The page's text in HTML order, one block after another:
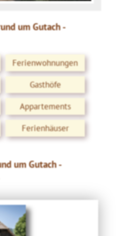
um Gutach -
Ferienwohnungen
Gasthöfe
Appartements
Ferienhäuser
um Gutach -